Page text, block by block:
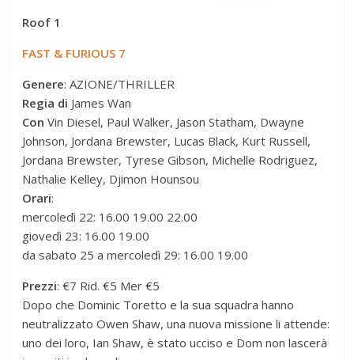
Roof 1
FAST & FURIOUS 7
Genere: AZIONE/THRILLER
Regia di James Wan
Con Vin Diesel, Paul Walker, Jason Statham, Dwayne
Johnson, Jordana Brewster, Lucas Black, Kurt Russell,
Jordana Brewster, Tyrese Gibson, Michelle Rodriguez,
Nathalie Kelley, Djimon Hounsou
Orari:
mercoledì 22: 16.00 19.00 22.00
giovedì 23: 16.00 19.00
da sabato 25 a mercoledì 29: 16.00 19.00
Prezzi: €7 Rid. €5 Mer €5
Dopo che Dominic Toretto e la sua squadra hanno
neutralizzato Owen Shaw, una nuova missione li attende:
uno dei loro, Ian Shaw, è stato ucciso e Dom non lascerà